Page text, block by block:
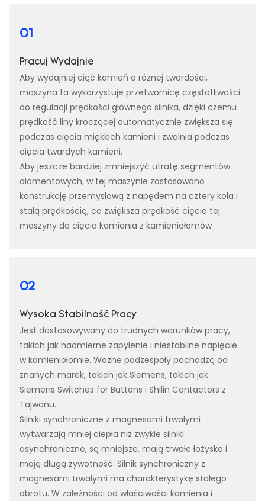
01
Pracuj Wydajnie
Aby wydajniej ciąć kamień o różnej twardości,
maszyna ta wykorzystuje przetwornicę częstotliwości
do regulacji prędkości głównego silnika, dzięki czemu
prędkość liny kroczącej automatycznie zwiększa się
podczas cięcia miękkich kamieni i zwalnia podczas
cięcia twardych kamieni.
Aby jeszcze bardziej zmniejszyć utratę segmentów
diamentowych, w tej maszynie zastosowano
konstrukcję przemysłową z napędem na cztery koła i
stałą prędkością, co zwiększa prędkość cięcia tej
maszyny do cięcia kamienia z kamieniołomów
02
Wysoka Stabilność Pracy
Jest dostosowywany do trudnych warunków pracy,
takich jak nadmierne zapylenie i niestabilne napięcie
w kamieniołomie. Ważne podzespoły pochodzą od
znanych marek, takich jak Siemens, takich jak:
Siemens Switches for Buttons i Shilin Contactors z
Tajwanu.
Silniki synchroniczne z magnesami trwałymi
wytwarzają mniej ciepła niż zwykłe silniki
asynchroniczne, są mniejsze, mają trwałe łożyska i
mają długą żywotność. Silnik synchroniczny z
magnesami trwałymi ma charakterystykę stałego
obrotu. W zależności od właściwości kamienia i